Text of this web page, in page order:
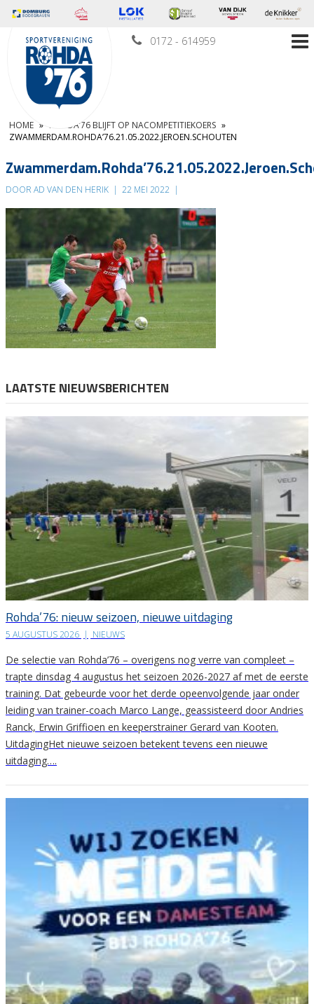
0172 - 614959
HOME » ROHDA’76 BLIJFT OP NACOMPETITIEKOERS »
ZWAMMERDAM.ROHDA’76.21.05.2022.JEROEN.SCHOUTEN
DOOR AD VAN DEN HERIK | 22 MEI 2022 |
LAATSTE NIEUWSBERICHTEN
Rohda’76: nieuw seizoen, nieuwe uitdaging
5 AUGUSTUS 2026 | NIEUWS
De selectie van Rohda’76 – overigens nog verre van compleet –
trapte dinsdag 4 augustus het seizoen 2026-2027 af met de eerste
training. Dat gebeurde voor het derde opeenvolgende jaar onder
leiding van trainer-coach Marco Lange, geassisteerd door Andries
Ranck, Erwin Griffioen en keeperstrainer Gerard van Kooten.
UitdagingHet nieuwe seizoen betekent tevens een nieuwe
uitdaging….